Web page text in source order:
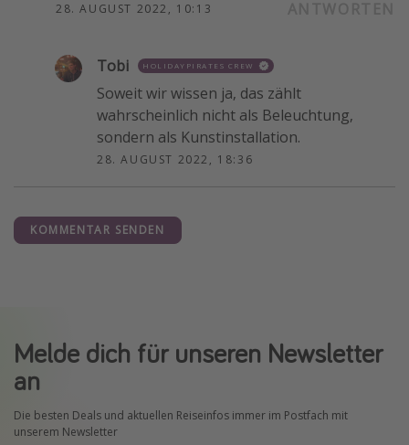
28. AUGUST 2022, 10:13
Tobi HOLIDAYPIRATES CREW
Soweit wir wissen ja, das zählt
wahrscheinlich nicht als Beleuchtung,
sondern als Kunstinstallation.
28. AUGUST 2022, 18:36
KOMMENTAR SENDEN
Melde dich für unseren Newsletter
an
Die besten Deals und aktuellen Reiseinfos immer im Postfach mit
unserem Newsletter